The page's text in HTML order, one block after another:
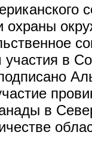
охраны
участия в
в